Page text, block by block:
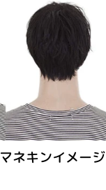
マネキンイメージ